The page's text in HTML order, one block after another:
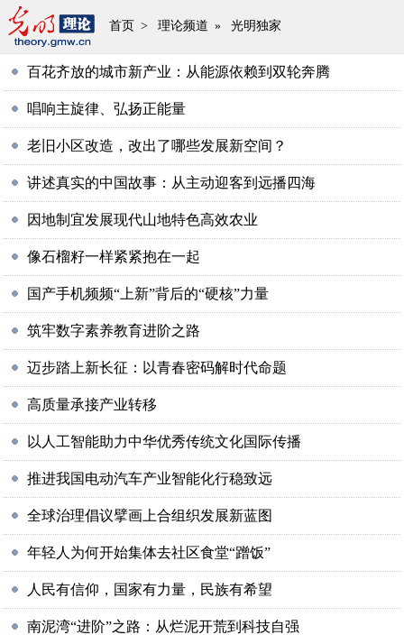
首页 > 理论频道 » 光明独家
百花齐放的城市新产业：从能源依赖到双轮奔腾
唱响主旋律、弘扬正能量
老旧小区改造，改出了哪些发展新空间？
讲述真实的中国故事：从主动迎客到远播四海
因地制宜发展现代山地特色高效农业
像石榴籽一样紧紧抱在一起
国产手机频频“上新”背后的“硬核”力量
筑牢数字素养教育进阶之路
迈步踏上新长征：以青春密码解时代命题
高质量承接产业转移
以人工智能助力中华优秀传统文化国际传播
推进我国电动汽车产业智能化行稳致远
全球治理倡议擘画上合组织发展新蓝图
年轻人为何开始集体去社区食堂“蹭饭”
人民有信仰，国家有力量，民族有希望
南泥湾“进阶”之路：从烂泥开荒到科技自强